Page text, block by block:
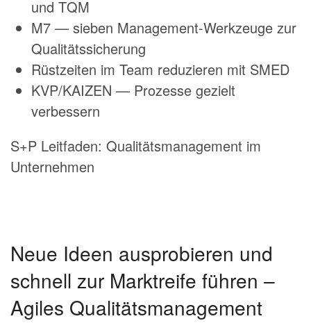
und TQM
M7 — sieben Management-Werkzeuge zur
Qualitätssicherung
Rüstzeiten im Team reduzieren mit SMED
KVP/KAIZEN — Prozesse gezielt
verbessern
S+P Leitfaden: Qualitätsmanagement im
Unternehmen
Neue Ideen ausprobieren und
schnell zur Marktreife führen –
Agiles Qualitätsmanagement